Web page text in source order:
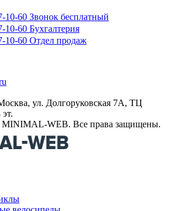
10-60 Звонок бесплатный
10-60 Бухгалтерия
10-60 Отдел продаж
ул. Долгоруковская 7А, ТЦ
MINIMAL-WEB. Все права защищены.